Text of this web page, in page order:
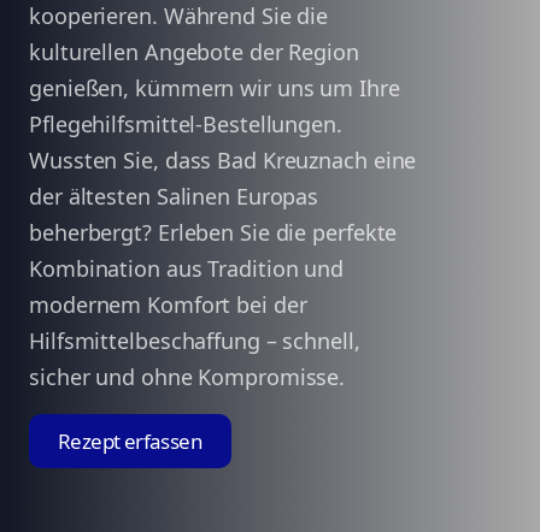
kooperieren. Während Sie die
kulturellen Angebote der Region
genießen, kümmern wir uns um Ihre
Pflegehilfsmittel-Bestellungen.
Wussten Sie, dass Bad Kreuznach eine
der ältesten Salinen Europas
beherbergt? Erleben Sie die perfekte
Kombination aus Tradition und
modernem Komfort bei der
Hilfsmittelbeschaffung – schnell,
sicher und ohne Kompromisse.
Rezept erfassen